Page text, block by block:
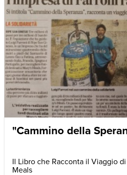
"Cammino della
Il Libro che Racconta il Viaggio
Meals